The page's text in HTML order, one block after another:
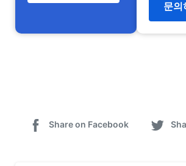
문의
Share on Facebook